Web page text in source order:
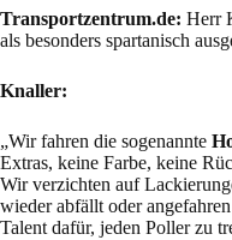
Transportzentrum.de: Herr
als besonders spartanisch
Knaller:
„Wir fahren die sogenannte
Extras, keine Farbe, keine
Wir verzichten auf
wieder abfällt oder
Talent dafür, jeden Poller zu